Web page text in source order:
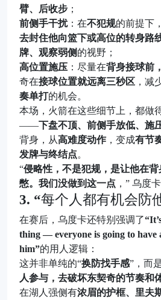
臂、后收步 ；
前侧手干扰：在不犯规的前提下
去封住他向篮下或高位的转身路
牌、观察弱侧的视野；
高位置施压 ：尽量在背身接球前
奇在接球位置就远离三秒区 ，减
奏单打的机会。
本场，火箭在这些细节上，都做
——下盘不顶、前侧手放低、施
背身，从高难度动作，变成有节
发牌与终结点。
“侵略性，不是犯规，是让他在
憋。我们没做到这一点 ，” 乌度
3. “每个人都有机会防
在赛后，乌度卡还特别强调了
thing — everyone is going to have
him”的用人逻辑：
这并非单纯的“换防找手感”，而
人参与，去破坏东契奇的节奏和
在湖人强侧有浓眉的护框、里夫